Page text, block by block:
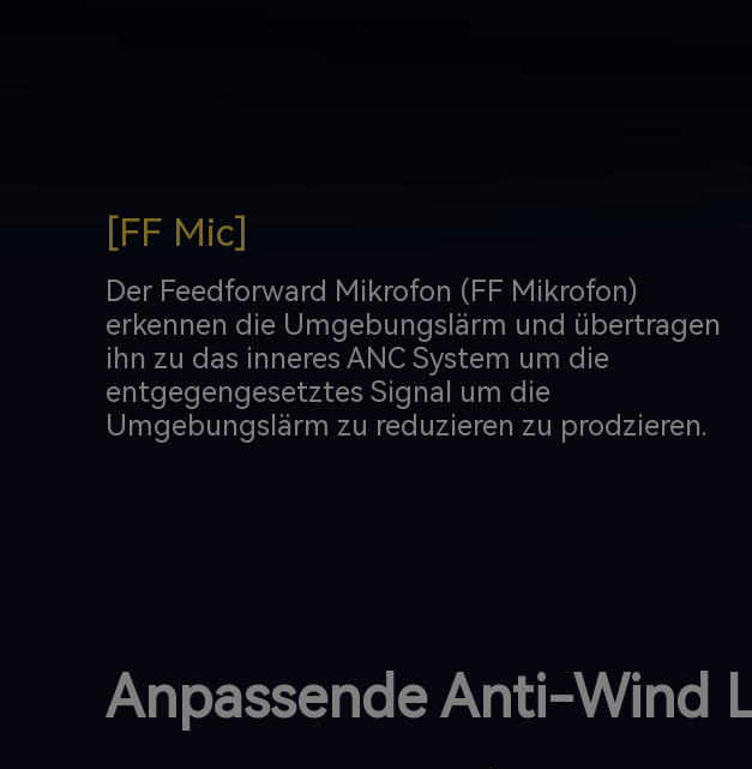
[FF Mic]
Der Feedforward Mikrofon (FF Mikrofon)
erkennen die Umgebungslärm und übertragen
ihn zu das inneres ANC System um die
entgegengesetztes Signal um die
Umgebungslärm zu reduzieren zu prodzieren.
Anpassende Anti-Wind